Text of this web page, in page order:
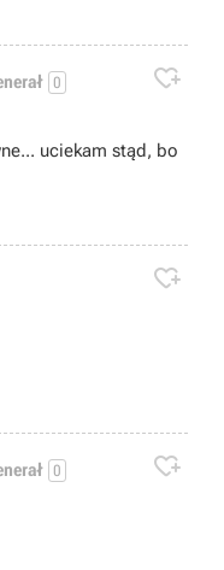
0 
uciekam stąd, bo

0 